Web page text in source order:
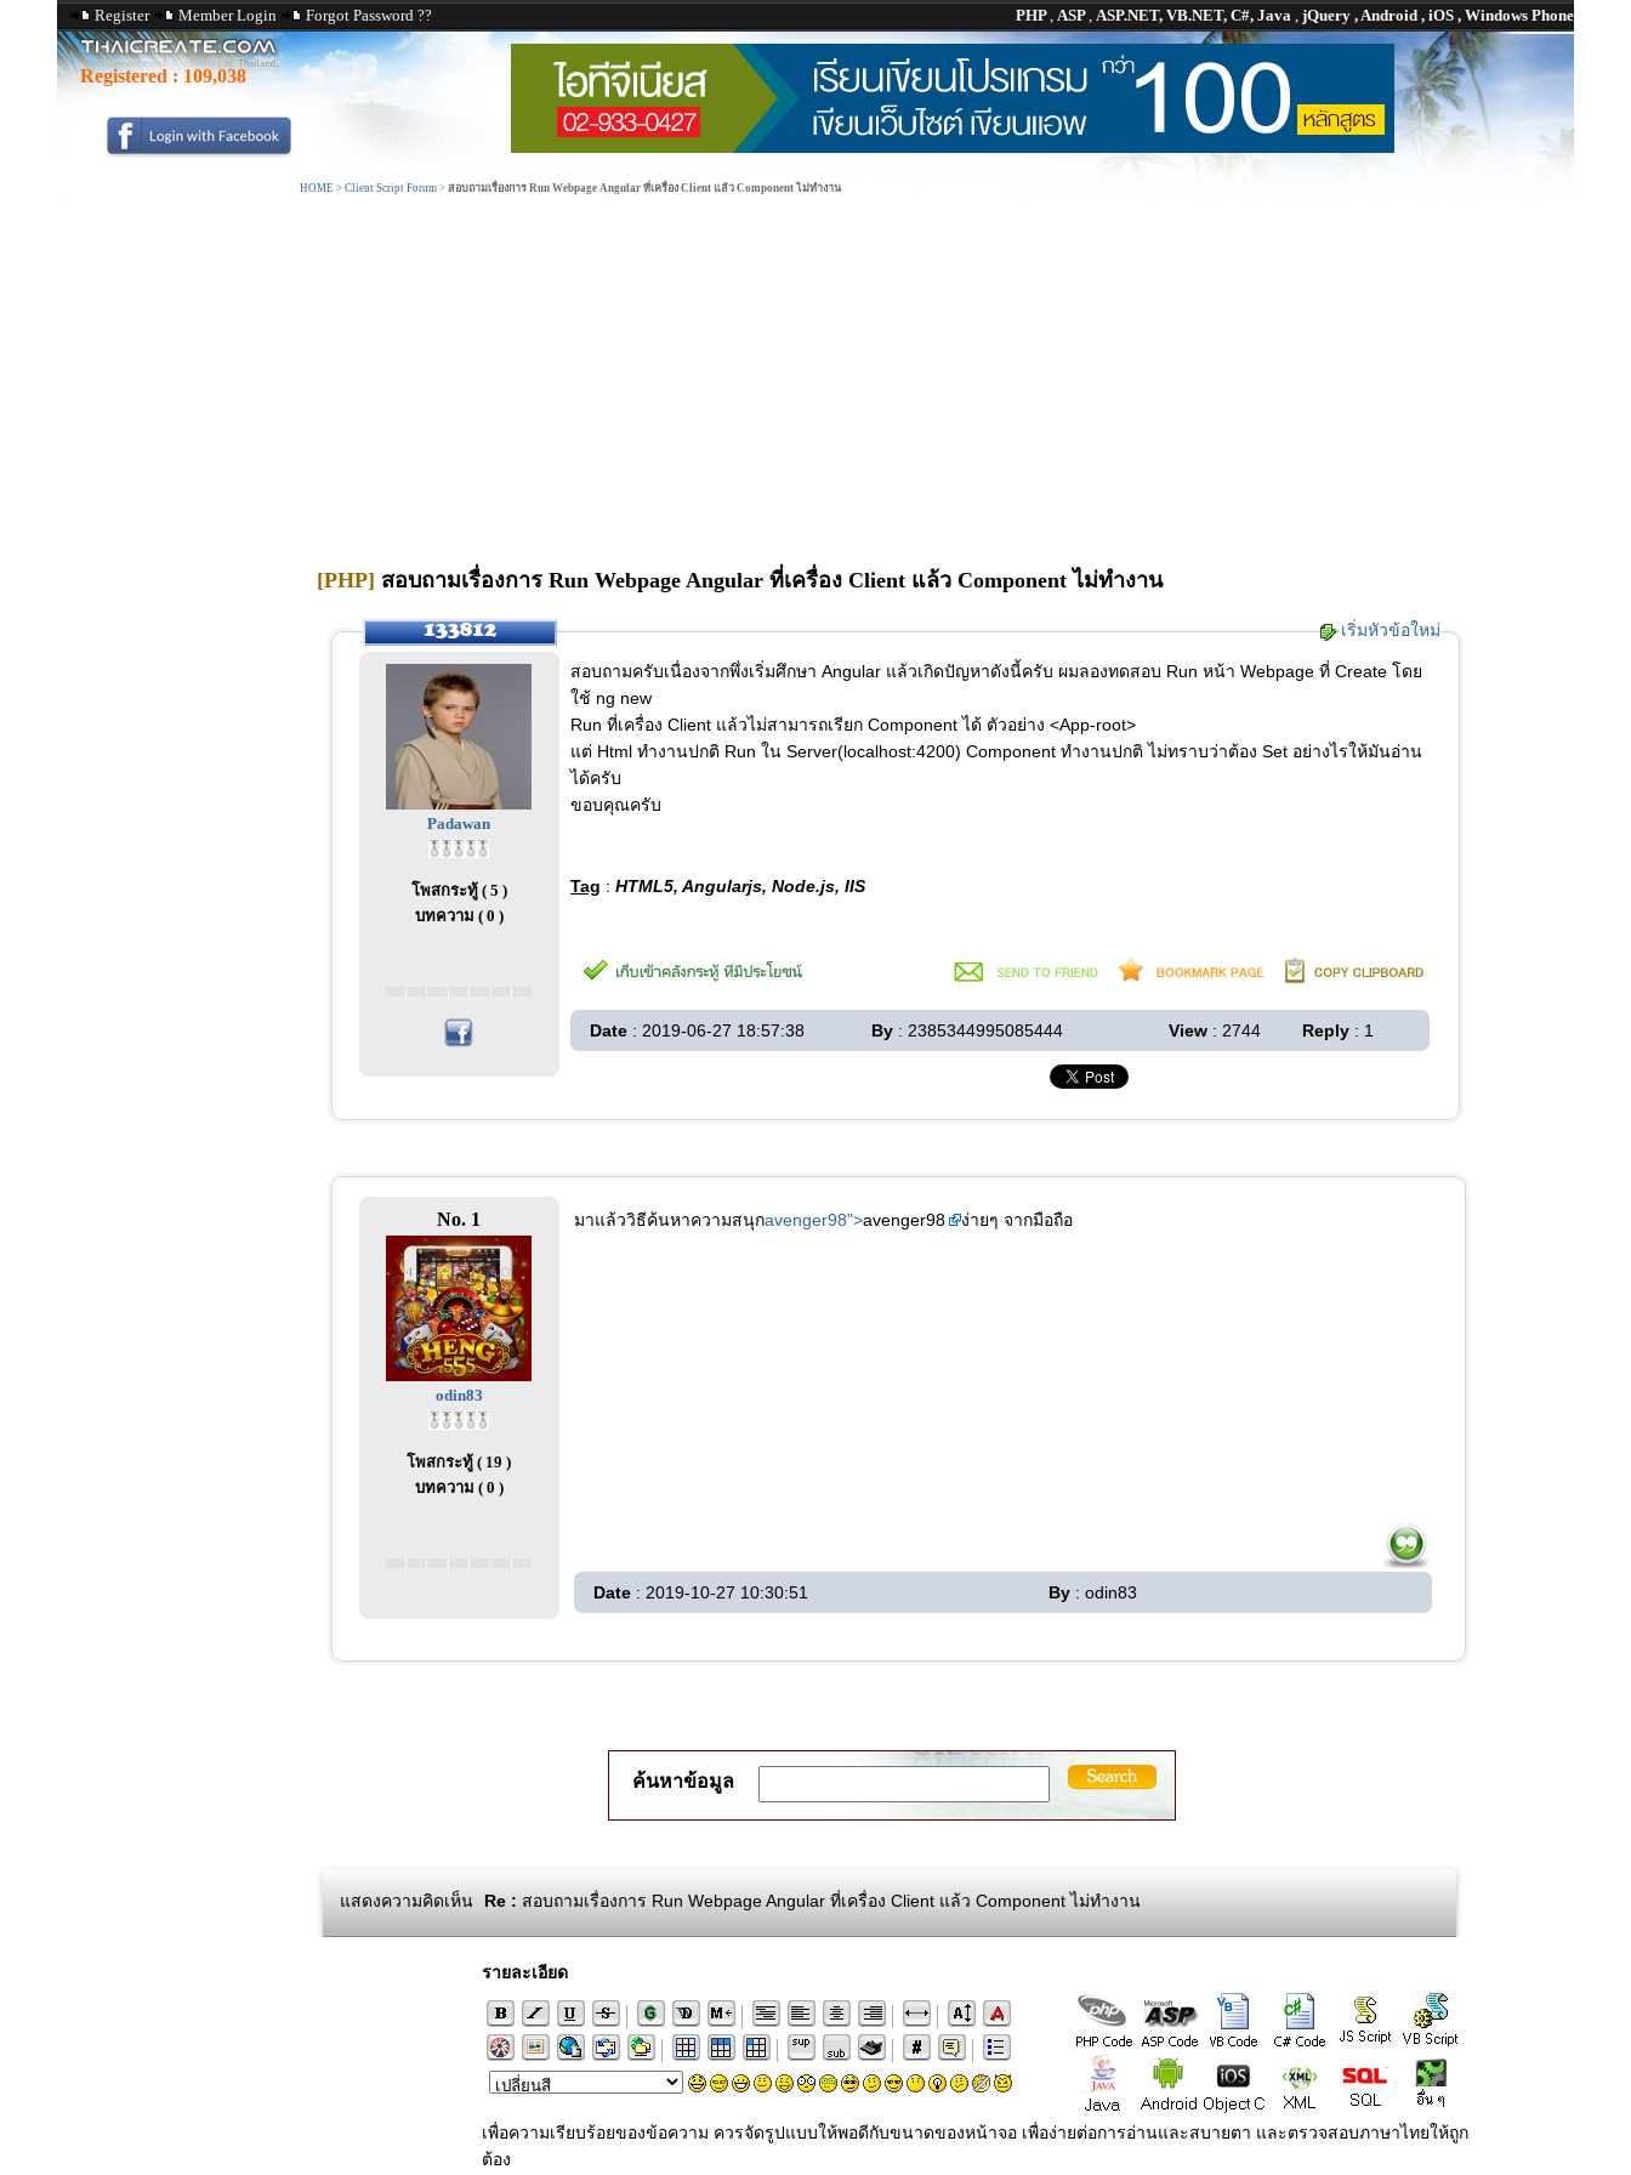
Register Member Login Forgot Password ?? PHP, ASP, ASP.NET, VB.NET, C#, Java , jQuery , Android , iOS , Windows Phone
Registered : 109,038
HOME > Client Script Forum > สอบถามเรื่องการ Run Webpage Angular ที่เครื่อง Client แล้ว Component ไม่ทำงาน
[PHP] สอบถามเรื่องการ Run Webpage Angular ที่เครื่อง Client แล้ว Component ไม่ทำงาน
เริ่มหัวข้อใหม่
Padawan
โพสกระทู้ ( 5 )
บทความ ( 0 )
สอบถามครับเนื่องจากพึ่งเริ่มศึกษา Angular แล้วเกิดปัญหาดังนี้ครับ ผมลองทดสอบ Run หน้า Webpage ที่ Create โดย
ใช้ ng new
Run ที่เครื่อง Client แล้วไม่สามารถเรียก Component ได้ ตัวอย่าง <App-root>
แต่ Html ทำงานปกติ Run ใน Server(localhost:4200) Component ทำงานปกติ ไม่ทราบว่าต้อง Set อย่างไรให้มันอ่าน
ได้ครับ
ขอบคุณครับ
Tag : HTML5, Angularjs, Node.js, IIS
Date : 2019-06-27 18:57:38 By : 2385344995085444 View : 2744 Reply : 1
No. 1
odin83
โพสกระทู้ ( 19 )
บทความ ( 0 )
มาแล้ววิธีค้นหาความสนุกavenger98">avenger98 ง่ายๆ จากมือถือ
Date : 2019-10-27 10:30:51 By : odin83
ค้นหาข้อมูล
แสดงความคิดเห็น Re : สอบถามเรื่องการ Run Webpage Angular ที่เครื่อง Client แล้ว Component ไม่ทำงาน
รายละเอียด
เพื่อความเรียบร้อยของข้อความ ควรจัดรูปแบบให้พอดีกับขนาดของหน้าจอ เพื่อง่ายต่อการอ่านและสบายตา และตรวจสอบภาษาไทยให้ถูก
ต้อง